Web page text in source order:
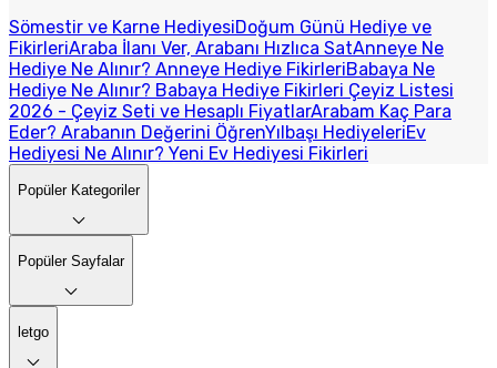
Sömestir ve Karne HediyesiDoğum Günü Hediye ve
FikirleriAraba İlanı Ver, Arabanı Hızlıca SatAnneye Ne
Hediye Ne Alınır? Anneye Hediye FikirleriBabaya Ne
Hediye Ne Alınır? Babaya Hediye Fikirleri Çeyiz Listesi
2026 - Çeyiz Seti ve Hesaplı FiyatlarArabam Kaç Para
Eder? Arabanın Değerini ÖğrenYılbaşı HediyeleriEv
Hediyesi Ne Alınır? Yeni Ev Hediyesi Fikirleri
Popüler Kategoriler
Popüler Sayfalar
letgo